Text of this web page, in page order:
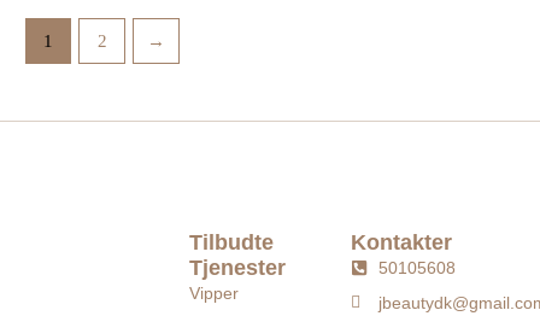
1 2 →
Tilbudte
Tjenester
Vipper
Kontakter
50105608